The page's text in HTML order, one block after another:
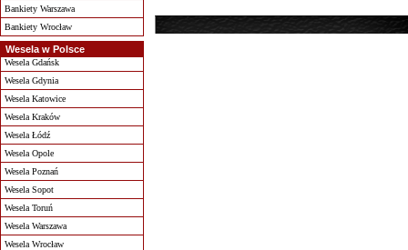
Bankiety Warszawa
Bankiety Wrocław
Wesela w Polsce
Wesela Gdańsk
Wesela Gdynia
Wesela Katowice
Wesela Kraków
Wesela Łódź
Wesela Opole
Wesela Poznań
Wesela Sopot
Wesela Toruń
Wesela Warszawa
Wesela Wrocław